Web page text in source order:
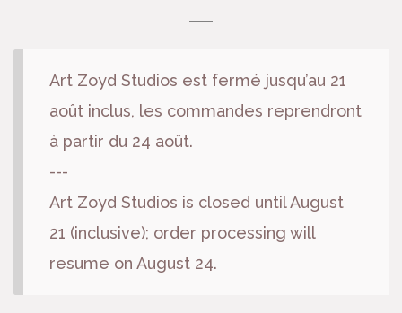
Art Zoyd Studios est fermé jusqu’au 21
août inclus, les commandes reprendront
à partir du 24 août.
---
Art Zoyd Studios is closed until August
21 (inclusive); order processing will
resume on August 24.